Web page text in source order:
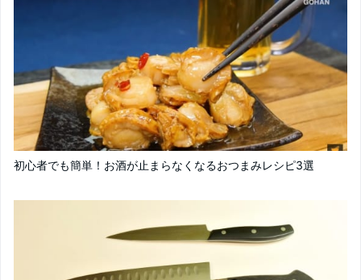
初心者でも簡単！お酒が止まらなくなるおつまみレシピ3選